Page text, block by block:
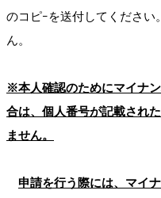
のコピｰを送付してくださ
ん。
※本人確認のためにマイナ
合は、個人番号が記載され
ません。
申請を行う際には、マイ